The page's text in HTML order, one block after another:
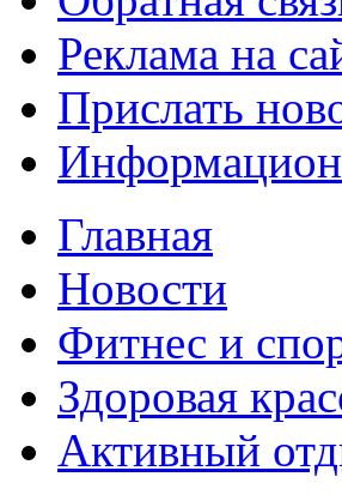
Реклама на
Прислать
Главная
Новости
Фитнес и
Здоровая
Активный